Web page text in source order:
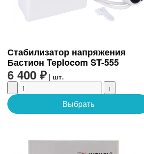
Стабилизатор напряжения
Бастион Teplocom ST-555
6 400 ₽ | шт.
-
+
Выбрать